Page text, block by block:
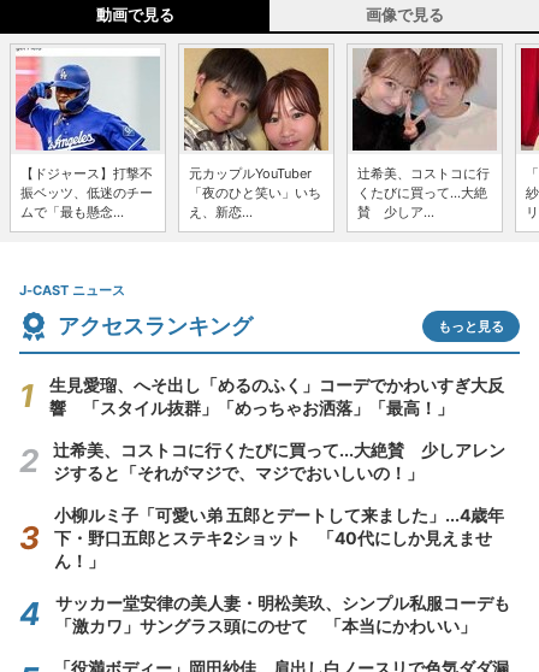
動画で見る 画像で見る
【ドジャース】打撃不
振ベッツ、低迷のチー
ムで「最も懸念...
元カップルYouTuber
「夜のひと笑い」いち
え、新恋...
辻希美、コストコに行
くたびに買って...大絶
賛 少しア...
J-CAST ニュース
アクセスランキング もっと見る
生見愛瑠、へそ出し「めるのふく」コーデでかわいすぎ大反
響 「スタイル抜群」「めっちゃお洒落」「最高！」
辻希美、コストコに行くたびに買って...大絶賛 少しアレン
ジすると「それがマジで、マジでおいしいの！」
小柳ルミ子「可愛い弟 五郎とデートして来ました」...4歳年
下・野口五郎とステキ2ショット 「40代にしか見えませ
ん！」
サッカー堂安律の美人妻・明松美玖、シンプル私服コーデも
「激カワ」サングラス頭にのせて 「本当にかわいい」
「役満ボディー」岡田紗佳、肩出し白ノースリで色気ダダ漏